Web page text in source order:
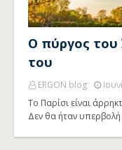
Ο πύργος του
του
ERGON blog
Το Παρίσι είναι
Δεν θα ήταν